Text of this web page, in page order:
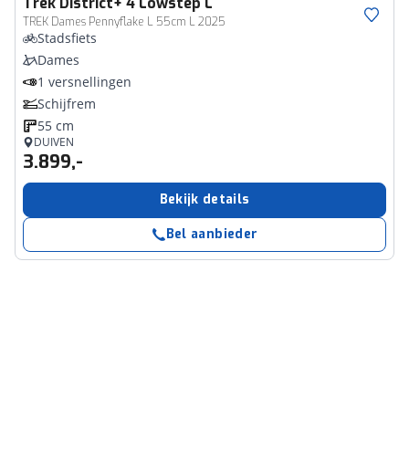
TREK Dames Pennyflake L 55cm L 2025
Stadsfiets
Dames
1 versnellingen
Schijfrem
55 cm
DUIVEN
3.899,-
Bekijk details
Bel aanbieder